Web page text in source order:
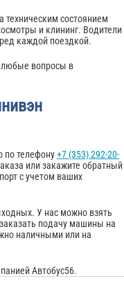
техническим состоянием
и клининг. Водители
каждой поездкой.
вопросы в
по телефону+7 (353) 292-20-
или закажите обратный
с учетом ваших
У нас можно взять
подачу машины на
наличными или на
Автобус56.